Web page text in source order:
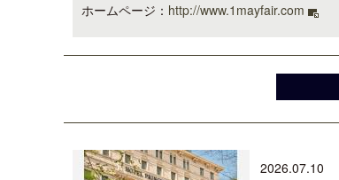
ホームページ： http://www.1mayfair.com
2026.07.10